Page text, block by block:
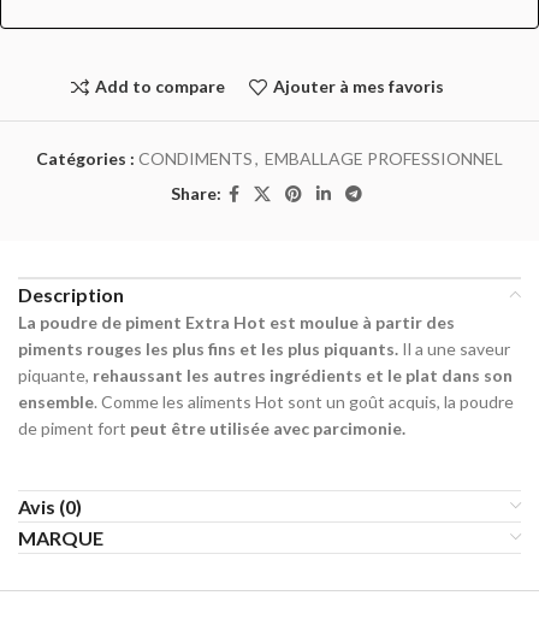
Add to compare Ajouter à mes favoris
Catégories : CONDIMENTS, EMBALLAGE PROFESSIONNEL
Share:
Description
La poudre de piment Extra Hot est moulue à partir des
piments rouges les plus fins et les plus piquants. Il a une saveur
piquante, rehaussant les autres ingrédients et le plat dans son
ensemble. Comme les aliments Hot sont un goût acquis, la poudre
de piment fort peut être utilisée avec parcimonie.
Avis (0)
MARQUE